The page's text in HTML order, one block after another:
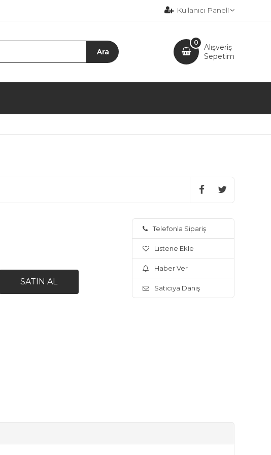
Kullanıcı Paneli
Alışveriş
Sepetim
0
Telefonla Sipariş
Listene Ekle
Haber Ver
Satıcıya Danış